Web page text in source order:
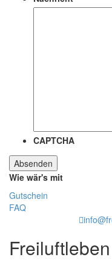
CAPTCHA
Wie wär's mit
Gutschein
FAQ
Freiluftleben